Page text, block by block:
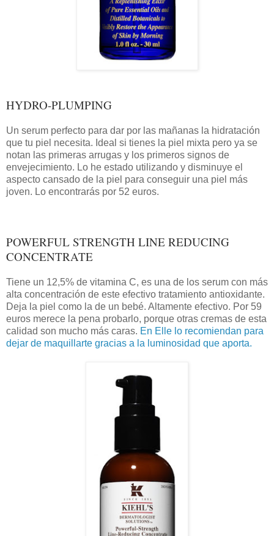
HYDRO-PLUMPING
Un serum perfecto para dar por las mañanas la hidratación
que tu piel necesita. Ideal si tienes la piel mixta pero ya se
notan las primeras arrugas y los primeros signos de
envejecimiento. Lo he estado utilizando y disminuye el
aspecto cansado de la piel para conseguir una piel más
joven. Lo encontrarás por 52 euros.
POWERFUL STRENGTH LINE REDUCING
CONCENTRATE
Tiene un 12,5% de vitamina C, es una de los serum con más
alta concentración de este efectivo tratamiento antioxidante.
Deja la piel como la de un bebé. Altamente efectivo. Por 59
euros merece la pena probarlo, porque otras cremas de esta
calidad son mucho más caras. En Elle lo recomiendan para
dejar de maquillarte gracias a la luminosidad que aporta.